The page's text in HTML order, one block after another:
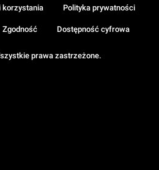
prawa zastrzeżone.
korzystania Polityka prywatności
Zgodność Dostępność cyfrowa